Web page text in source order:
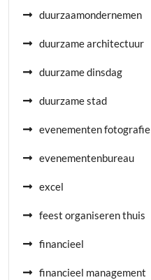
duurzaamondernemen
duurzame architectuur
duurzame dinsdag
duurzame stad
evenementen fotografie
evenementenbureau
excel
feest organiseren thuis
financieel
financieel management